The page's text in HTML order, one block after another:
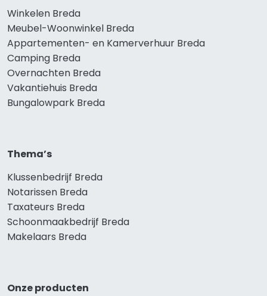
Winkelen Breda
Meubel-Woonwinkel Breda
Appartementen- en Kamerverhuur Breda
Camping Breda
Overnachten Breda
Vakantiehuis Breda
Bungalowpark Breda
Thema’s
Klussenbedrijf Breda
Notarissen Breda
Taxateurs Breda
Schoonmaakbedrijf Breda
Makelaars Breda
Onze producten